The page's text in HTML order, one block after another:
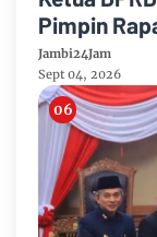
Pimpin
Rancangan
Anggaran
Jambi24Jam
Sept 04, 2026